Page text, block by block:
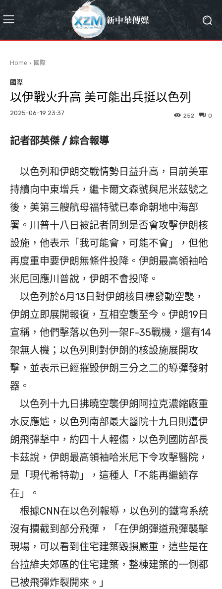
Home 國際
國際
以伊戰火升高 美可能出兵挺以色列
2025-06-19 23:37 0
252
記者邵英傑 / 綜合報導
以色列和伊朗交戰情勢日益升高，目前美軍
持續向中東增兵，繼卡爾文森號與尼米茲號之
後，美第三艘航母福特號已奉命朝地中海部
署。川普十八日被記者問到是否會攻擊伊朗核
設施，他表示「我可能會，可能不會」，但他
再度重申要伊朗無條件投降。伊朗最高領袖哈
米尼回應川普說，伊朗不會投降。
以色列於6月13日對伊朗核目標發動空襲，
伊朗立即展開報復，互相空襲至今。伊朗19日
宣稱，他們擊落以色列一架F-35戰機，還有14
架無人機；以色列則對伊朗的核設施展開攻
擊，並表示已經摧毀伊朗三分之二的導彈發射
器。
以色列十九日拂曉空襲伊朗阿拉克濃縮廠重
水反應爐，以色列南部最大醫院十九日則遭伊
朗飛彈擊中，約四十人輕傷，以色列國防部長
卡茲說，伊朗最高領袖哈米尼下令攻擊醫院，
是「現代希特勒」，這種人「不能再繼續存
在」。
根據CNN在以色列報導，以色列的鐵穹系統
沒有攔截到部分飛彈，「在伊朗彈道飛彈襲擊
現場，可以看到住宅建築毀損嚴重，這些是在
台拉維夫郊區的住宅建築，整棟建築的一側都
已被飛彈炸裂開來。」